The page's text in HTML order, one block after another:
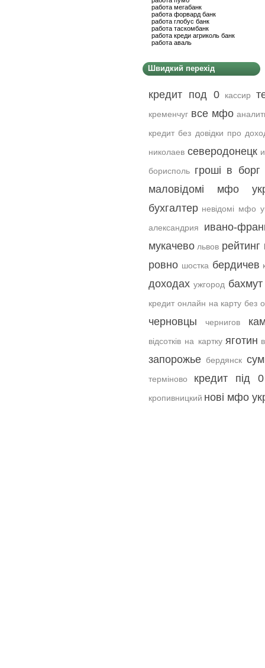
работа мегабанк
работа форвард банк
работа глобус банк
работа таскомбанк
работа креди агриколь банк
работа аваль
Швидкий перехід
кредит под 0 кассир
кременчуг все мфо
кредит без довідки про
николаев северодонецк
борисполь гроші в борг
маловідомі мфо
бухгалтер невідомі мфо
александрия
ивано-
мукачево львов рейтинг
ровно шостка бердичев
доходах ужгород бахмут
кредит онлайн на карту без
черновцы чернигов
відсотків на картку яготин
запорожье бердянск
терміново кредит під 0
кропивницкий нові мфо